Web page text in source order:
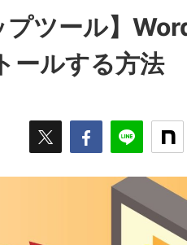
プツール】
ールする方法